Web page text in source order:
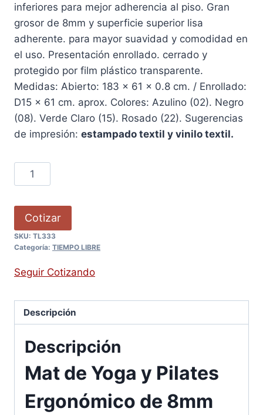
inferiores para mejor adherencia al piso. Gran
grosor de 8mm y superficie superior lisa
adherente. para mayor suavidad y comodidad en
el uso. Presentación enrollado. cerrado y
protegido por film plástico transparente.
Medidas: Abierto: 183 x 61 x 0.8 cm. / Enrollado:
D15 x 61 cm. aprox. Colores: Azulino (02). Negro
(08). Verde Claro (15). Rosado (22). Sugerencias
de impresión: estampado textil y vinilo textil.
Cotizar
SKU: TL333
Categoría: TIEMPO LIBRE
Seguir Cotizando
Descripción
Descripción
Mat de Yoga y Pilates
Ergonómico de 8mm